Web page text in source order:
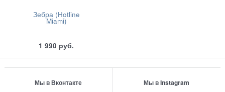
Зебра (Hotline
Miami)
1 990 руб.
Мы в Вконтакте Мы в Instagram